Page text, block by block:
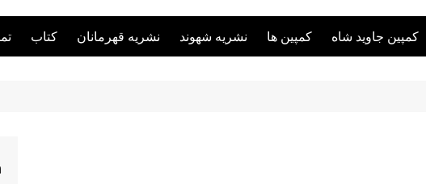
کمپین جاوید شاه کمپین ها نشریه شهوند نشریه قهرمانان کتاب